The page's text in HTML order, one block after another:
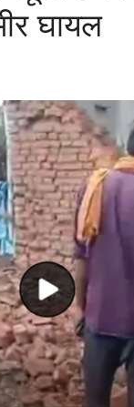
घायल